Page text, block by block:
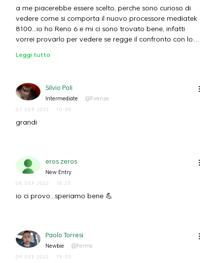
a me piacerebbe essere scelto, perche sono curioso di
vedere come si comporta il nuovo processore mediatek
8100...io ho Reno 6 e mi ci sono trovato bene, infatti
vorrei provarlo per vedere se regge il confronto con lo
Leggi tutto
Silvio Poli
Intermediate @Firenze
07 SEP 2022 10:30
grandi
eros zeros
New Entry
08 SEP 2022 18:23
io ci provo...speriamo bene 💪
Paolo Torresi
Newbie @Fermo
09 SEP 2022 19:35